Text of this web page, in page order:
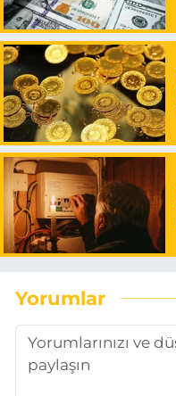
Yorumlar